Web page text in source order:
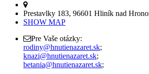
Prestavlky 183, 96601 Hliník nad
SHOW MAP
Pre Vaše otázky:
rodiny@hnutienazaret.sk;
knazi@hnutienazaret.sk;
betania@hnutienazaret.sk;